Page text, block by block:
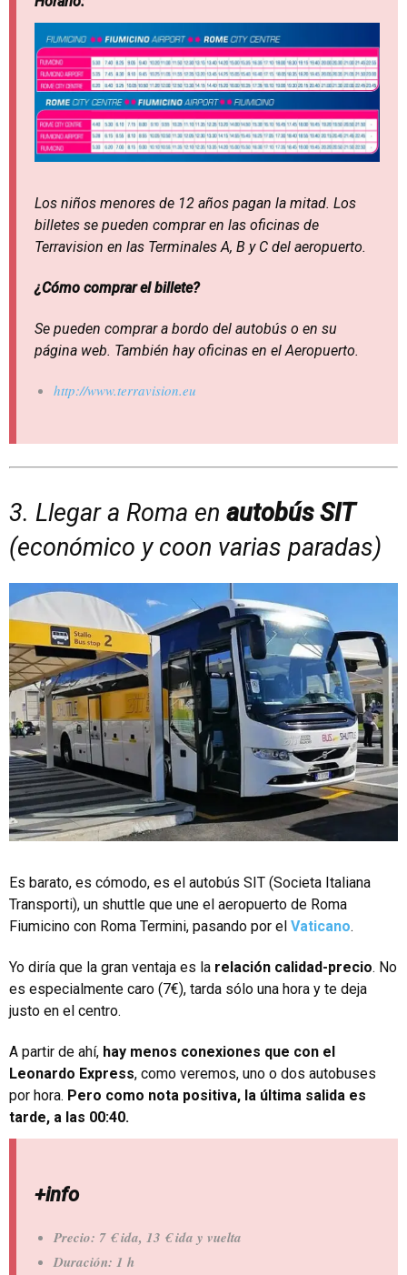
Los niños menores de 12 años pagan la mitad. Los
billetes se pueden comprar en las oficinas de
Terravision en las Terminales A, B y C del aeropuerto.
¿Cómo comprar el billete?
Se pueden comprar a bordo del autobús o en su
página web. También hay oficinas en el Aeropuerto.
http://www.terravision.eu
3. Llegar a Roma en autobús SIT
(económico y coon varias paradas)
Es barato, es cómodo, es el autobús SIT (Societa Italiana
Transporti), un shuttle que une el aeropuerto de Roma
Fiumicino con Roma Termini, pasando por el Vaticano.
Yo diría que la gran ventaja es la relación calidad-precio. No
es especialmente caro (7€), tarda sólo una hora y te deja
justo en el centro.
A partir de ahí, hay menos conexiones que con el
Leonardo Express, como veremos, uno o dos autobuses
por hora. Pero como nota positiva, la última salida es
tarde, a las 00:40.
+info
Precio: 7 € ida, 13 € ida y vuelta
Duración: 1 h